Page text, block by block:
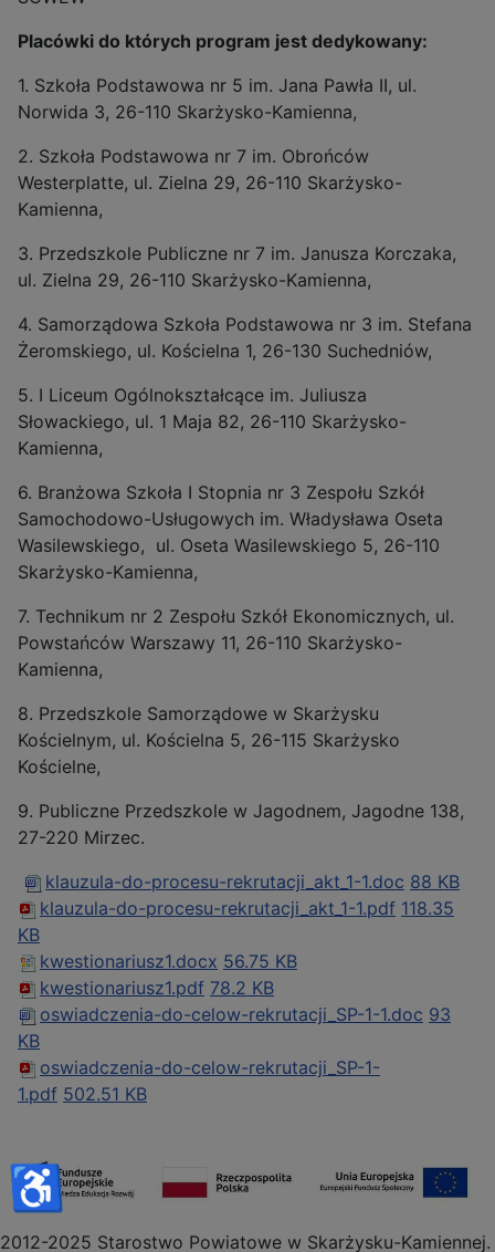
Placówki do których program jest dedykowany:
1. Szkoła Podstawowa nr 5 im. Jana Pawła II, ul.
Norwida 3, 26-110 Skarżysko-Kamienna,
2. Szkoła Podstawowa nr 7 im. Obrońców
Westerplatte, ul. Zielna 29, 26-110 Skarżysko-
Kamienna,
3. Przedszkole Publiczne nr 7 im. Janusza Korczaka,
ul. Zielna 29, 26-110 Skarżysko-Kamienna,
4. Samorządowa Szkoła Podstawowa nr 3 im. Stefana
Żeromskiego, ul. Kościelna 1, 26-130 Suchedniów,
5. I Liceum Ogólnokształcące im. Juliusza
Słowackiego, ul. 1 Maja 82, 26-110 Skarżysko-
Kamienna,
6. Branżowa Szkoła I Stopnia nr 3 Zespołu Szkół
Samochodowo-Usługowych im. Władysława Oseta
Wasilewskiego, ul. Oseta Wasilewskiego 5, 26-110
Skarżysko-Kamienna,
7. Technikum nr 2 Zespołu Szkół Ekonomicznych, ul.
Powstańców Warszawy 11, 26-110 Skarżysko-
Kamienna,
8. Przedszkole Samorządowe w Skarżysku
Kościelnym, ul. Kościelna 5, 26-115 Skarżysko
Kościelne,
9. Publiczne Przedszkole w Jagodnem, Jagodne 138,
27-220 Mirzec.
klauzula-do-procesu-rekrutacji_akt_1-1.doc 88 KB
klauzula-do-procesu-rekrutacji_akt_1-1.pdf 118.35
KB
kwestionariusz1.docx 56.75 KB
kwestionariusz1.pdf 78.2 KB
oswiadczenia-do-celow-rekrutacji_SP-1-1.doc 93
KB
oswiadczenia-do-celow-rekrutacji_SP-1-
1.pdf 502.51 KB
2012-2025 Starostwo Powiatowe w Skarżysku-Kamiennej.